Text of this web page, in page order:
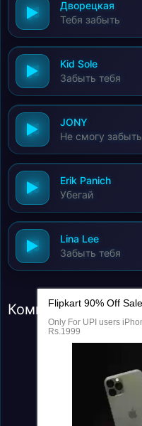
Дворецкая
Тебя забыть
Kid Sole
Забыть тебя
JONY
Не смогу забыть
Erik Panich
Убегай
Lina Lee
Забыть тебя
Комментарии (0)